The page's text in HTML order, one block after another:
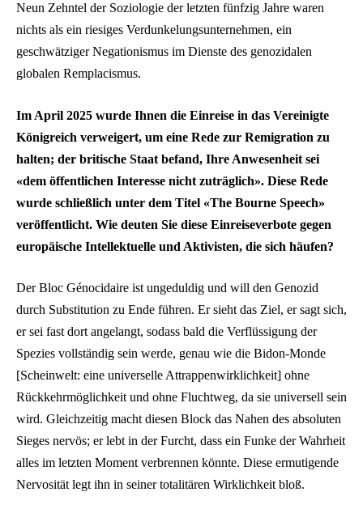
Neun Zehntel der Soziologie der letzten fünfzig Jahre waren
nichts als ein riesiges Verdunkelungsunternehmen, ein
geschwätziger Negationismus im Dienste des genozidalen
globalen Remplacismus.
Im April 2025 wurde Ihnen die Einreise in das Vereinigte
Königreich verweigert, um eine Rede zur Remigration zu
halten; der britische Staat befand, Ihre Anwesenheit sei
«dem öffentlichen Interesse nicht zuträglich». Diese Rede
wurde schließlich unter dem Titel «The Bourne Speech»
veröffentlicht. Wie deuten Sie diese Einreiseverbote gegen
europäische Intellektuelle und Aktivisten, die sich häufen?
Der Bloc Génocidaire ist ungeduldig und will den Genozid
durch Substitution zu Ende führen. Er sieht das Ziel, er sagt sich,
er sei fast dort angelangt, sodass bald die Verflüssigung der
Spezies vollständig sein werde, genau wie die Bidon-Monde
[Scheinwelt: eine universelle Attrappenwirklichkeit] ohne
Rückkehrmöglichkeit und ohne Fluchtweg, da sie universell sein
wird. Gleichzeitig macht diesen Block das Nahen des absoluten
Sieges nervös; er lebt in der Furcht, dass ein Funke der Wahrheit
alles im letzten Moment verbrennen könnte. Diese ermutigende
Nervosität legt ihn in seiner totalitären Wirklichkeit bloß.